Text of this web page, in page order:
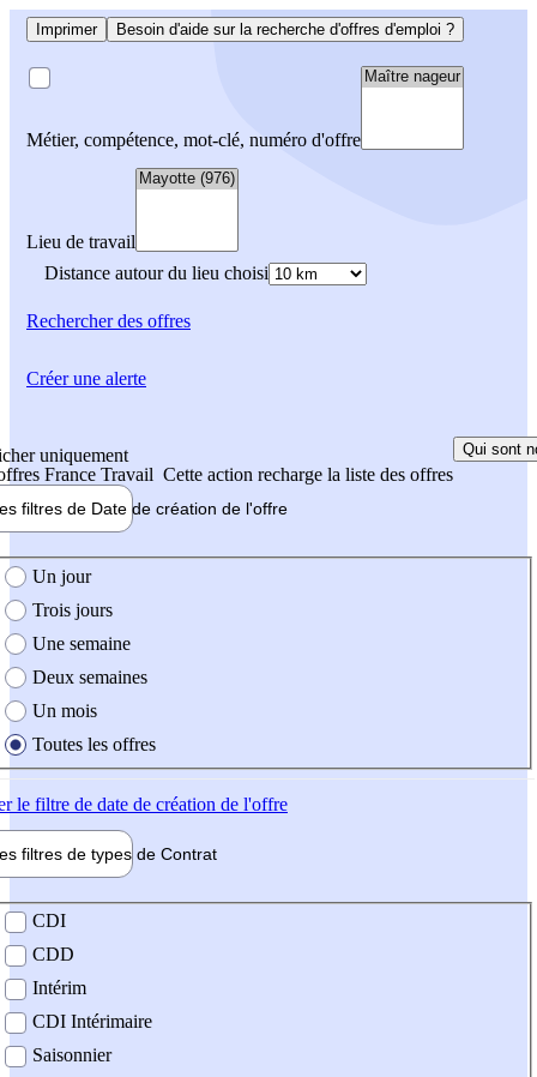
Imprimer Besoin d'aide sur la recherche d'offres d'emploi ?
Métier, compétence, mot-clé, numéro d'offre
Lieu de travail
Distance autour du lieu choisi
Rechercherdes offres
uniquement
France Travail Cette action recharge la liste des offres
Qui sont
filtres de Date de création de l'offre
création de l'offre
Un jour
Trois jours
Une semaine
Deux semaines
Un mois
Toutes les offres
le filtre de date de création de l'offre
filtres de types de Contrat
contrat
CDI
CDD
Intérim
CDI Intérimaire
Saisonnier
Créer une alerte